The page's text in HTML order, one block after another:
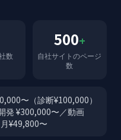
数
500+
自社サイトのページ
数
〜（診断¥100,000）
発 ¥300,000〜／動画
¥49,800〜